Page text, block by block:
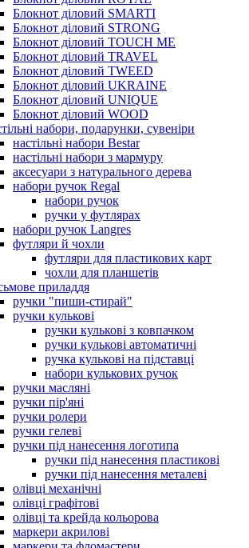
Блокнот діловий SMARTI
Блокнот діловий STRONG
Блокнот діловий TOUCH ME
Блокнот діловий TRAVEL
Блокнот діловий TWEED
Блокнот діловий UKRAINE
Блокнот діловий UNIQUE
Блокнот діловий WOOD
набори, подарунки, сувеніри
настільні набори Bestar
настільні набори з мармуру
аксесуари з натурального дерева
набори ручок Regal
набори ручок
ручки у футлярах
набори ручок Langres
футляри й чохли
футляри для пластикових карт
чохли для планшетів
приладдя
ручки "пиши-стирай"
ручки кулькові
ручки кулькові з ковпачком
ручки кулькові автоматичні
ручка кулькові на підставці
набори кулькових ручок
ручки масляні
ручки пір'яні
ручки ролери
ручки гелеві
ручки під нанесення логотипа
ручки під нанесення пластикові
ручки під нанесення металеві
олівці механічні
олівці графітові
олівці та крейда кольорова
маркери акрилові